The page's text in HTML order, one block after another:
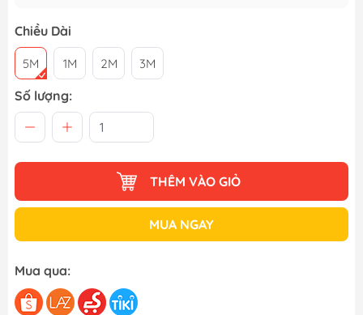
Chiều Dài
5M 1M 2M 3M
Số lượng:
THÊM VÀO GIỎ
MUA NGAY
Mua qua: